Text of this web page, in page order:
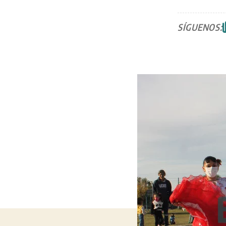
SÍGUENOS: